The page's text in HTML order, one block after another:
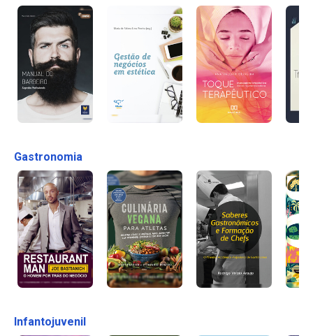
Gastronomia
Infantojuvenil